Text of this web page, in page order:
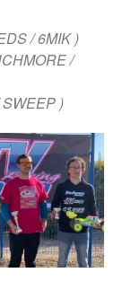
/ 6MIK )
/
)